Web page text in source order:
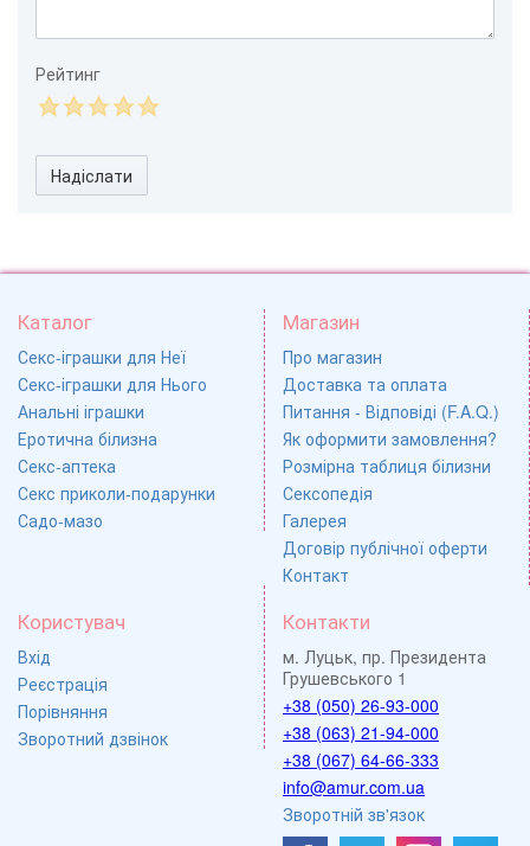
Рейтинг
Надіслати
Каталог
Секс-іграшки для Неї
Секс-іграшки для Нього
Анальні іграшки
Еротична білизна
Секс-аптека
Секс приколи-подарунки
Садо-мазо
Магазин
Про магазин
Доставка та оплата
Питання - Відповіді (F.A.Q.)
Як оформити замовлення?
Розмірна таблиця білизни
Сексопедія
Галерея
Договір публічної оферти
Контакт
Користувач
Вхід
Реєстрація
Порівняння
Зворотний дзвінок
Контакти
м. Луцьк, пр. Президента
Грушевського 1
+38 (050) 26-93-000
+38 (063) 21-94-000
+38 (067) 64-66-333
info@amur.com.ua
Зворотній зв'язок